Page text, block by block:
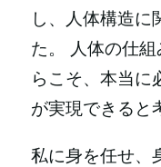
し、人体構造に
た。 人体の仕
らこそ、本当に
が実現できると
私に身を任せ、